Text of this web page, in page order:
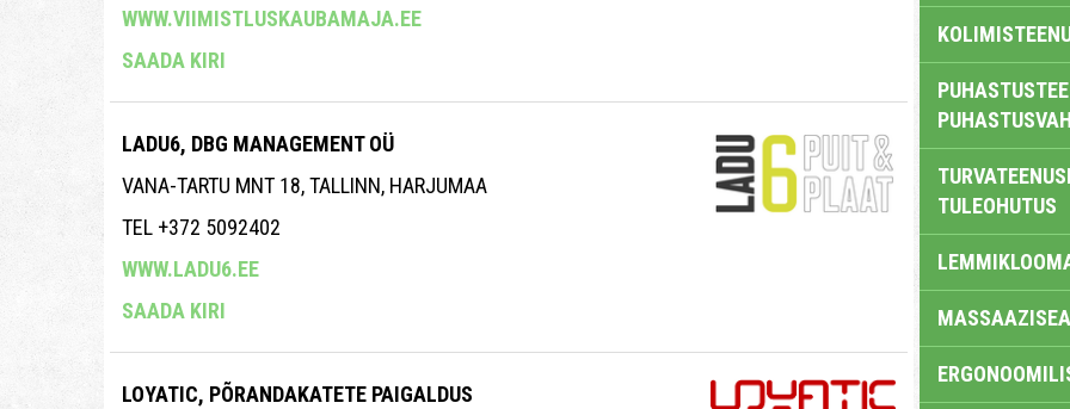
WWW.VIIMISTLUSKAUBAMAJA.EE
SAADA KIRI
LADU6, DBG MANAGEMENT OÜ
VANA-TARTU MNT 18, TALLINN, HARJUMAA
TEL +372 5092402
WWW.LADU6.EE
SAADA KIRI
LOYATIC, PÕRANDAKATETE PAIGALDUS
TULEOHUTUS